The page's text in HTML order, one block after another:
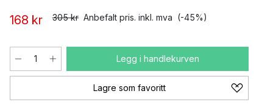
168 kr 305 kr Anbefalt pris. inkl. mva (-45%)
Legg i handlekurven
Lagre som favoritt